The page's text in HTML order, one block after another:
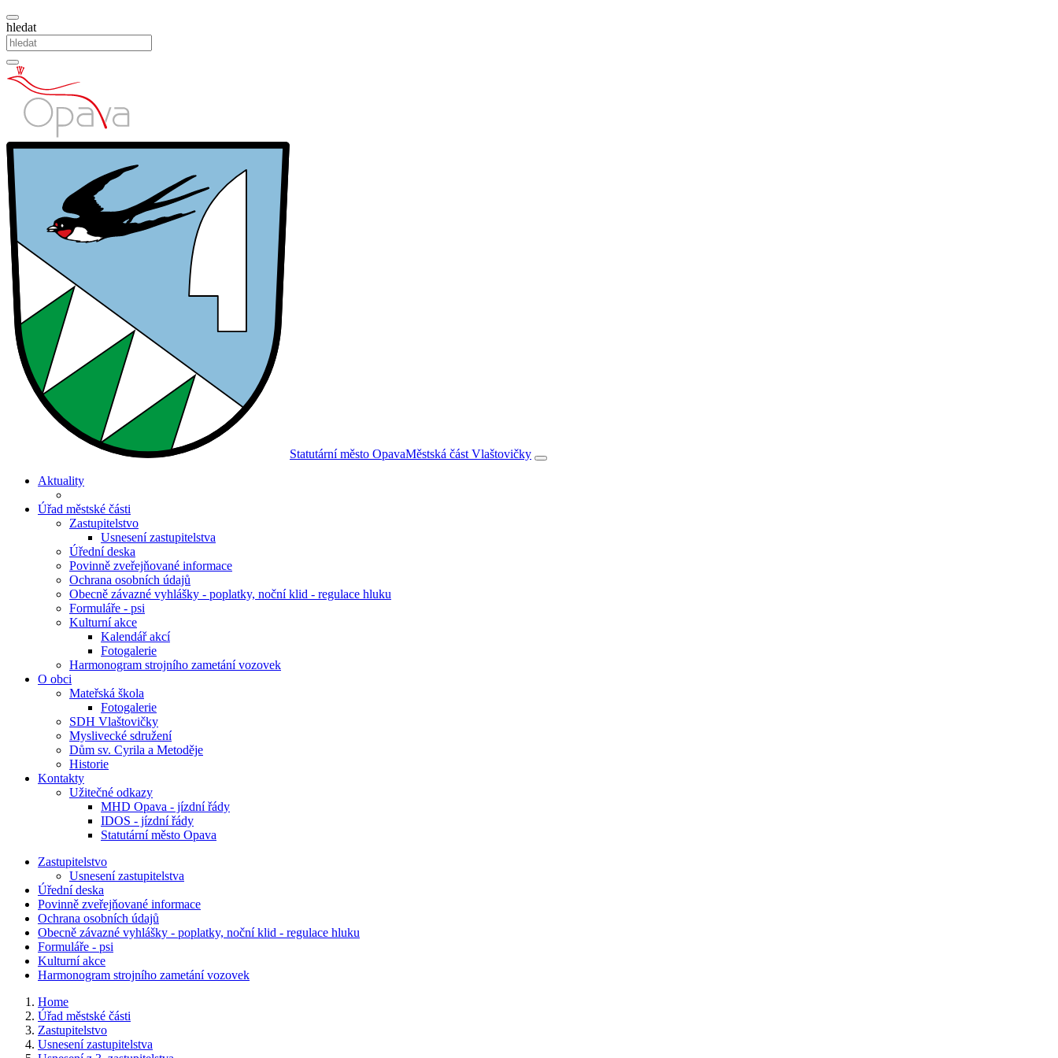
hledat
Statutární město OpavaMěstská část Vlaštovičky
Aktuality
Úřad městské části
Zastupitelstvo
Usnesení zastupitelstva
Úřední deska
Povinně zveřejňované informace
Ochrana osobních údajů
Obecně závazné vyhlášky - poplatky, noční klid - regulace hluku
Formuláře - psi
Kulturní akce
Kalendář akcí
Fotogalerie
Harmonogram strojního zametání vozovek
O obci
Mateřská škola
Fotogalerie
SDH Vlaštovičky
Myslivecké sdružení
Dům sv. Cyrila a Metoděje
Historie
Kontakty
Užitečné odkazy
MHD Opava - jízdní řády
IDOS - jízdní řády
Statutární město Opava
Zastupitelstvo
Usnesení zastupitelstva
Úřední deska
Povinně zveřejňované informace
Ochrana osobních údajů
Obecně závazné vyhlášky - poplatky, noční klid - regulace hluku
Formuláře - psi
Kulturní akce
Harmonogram strojního zametání vozovek
Home
Úřad městské části
Zastupitelstvo
Usnesení zastupitelstva